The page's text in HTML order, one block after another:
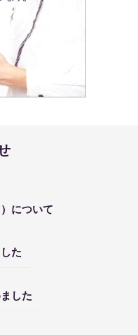
について
た
した